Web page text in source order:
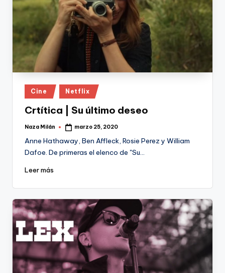
Publicado
en
Cine Netflix
Crtítica | Su último deseo
Publicado
Naza Milán marzo 25, 2020
Anne Hathaway, Ben Affleck, Rosie Perez y William
Dafoe. De primeras el elenco de "Su…
Leer más